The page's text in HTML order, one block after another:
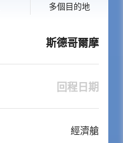
多個目的地
斯德哥爾摩
回程日期
經濟艙